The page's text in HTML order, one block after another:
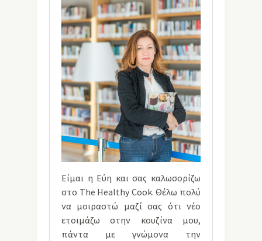
Είμαι η Εύη και σας καλωσορίζω
στο The Healthy Cook. Θέλω πολύ
να μοιραστώ μαζί σας ότι νέο
ετοιμάζω στην κουζίνα μου,
πάντα με γνώμονα την